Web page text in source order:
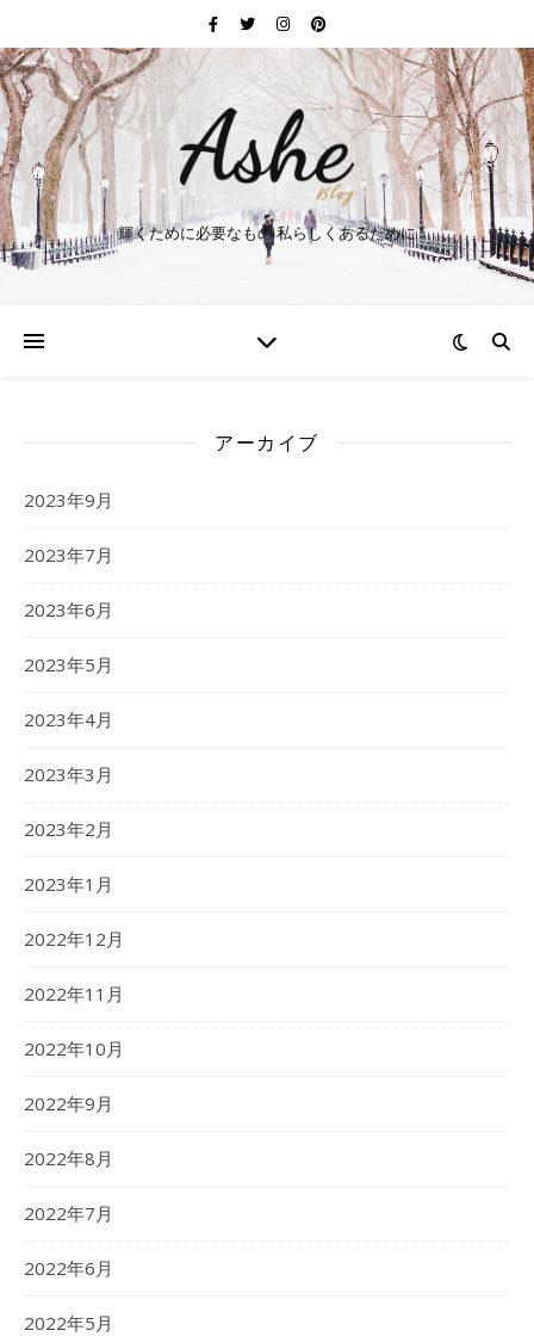
輝くために必要なもの 私らしくあるために
アーカイブ
2023年9月
2023年7月
2023年6月
2023年5月
2023年4月
2023年3月
2023年2月
2023年1月
2022年12月
2022年11月
2022年10月
2022年9月
2022年8月
2022年7月
2022年6月
2022年5月